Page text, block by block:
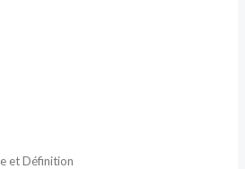
et Définition